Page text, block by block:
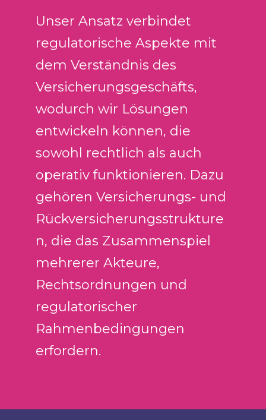
Unser Ansatz verbindet
regulatorische Aspekte mit
dem Verständnis des
Versicherungsgeschäfts,
wodurch wir Lösungen
entwickeln können, die
sowohl rechtlich als auch
operativ funktionieren. Dazu
gehören Versicherungs- und
Rückversicherungsstrukture
n, die das Zusammenspiel
mehrerer Akteure,
Rechtsordnungen und
regulatorischer
Rahmenbedingungen
erfordern.